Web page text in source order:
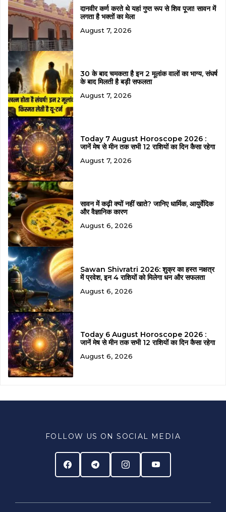
दानवीर कर्ण करते थे यहां गुप्त रूप से शिव पूजा! सावन में
लगता है भक्तों का मेला
August 7, 2026
30 के बाद चमकता है इन 2 मूलांक वालों का भाग्य, संघर्ष
के बाद मिलती है बड़ी सफलता
August 7, 2026
Today 7 August Horoscope 2026 :
जानें मेष से मीन तक सभी 12 राशियों का दिन कैसा रहेगा
August 7, 2026
सावन में कढ़ी क्यों नहीं खाते? जानिए धार्मिक, आयुर्वेदिक
और वैज्ञानिक कारण
August 6, 2026
Sawan Shivratri 2026: शुक्र का हस्त नक्षत्र
में प्रवेश, इन 4 राशियों को मिलेगा धन और सफलता
August 6, 2026
Today 6 August Horoscope 2026 :
जानें मेष से मीन तक सभी 12 राशियों का दिन कैसा रहेगा
August 6, 2026
FOLLOW US ON SOCIAL MEDIA